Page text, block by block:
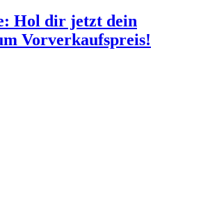
Hol dir jetzt dein
Vorverkaufspreis!